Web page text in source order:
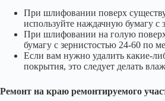
При шлифовании поверх
используйте наждачную бумагу с
При шлифовании на голую
бумагу с зернистостью 24-60 по
Если вам нужно удалить какие-
покрытия, это следует делать
Ремонт на краю ремонтируемого